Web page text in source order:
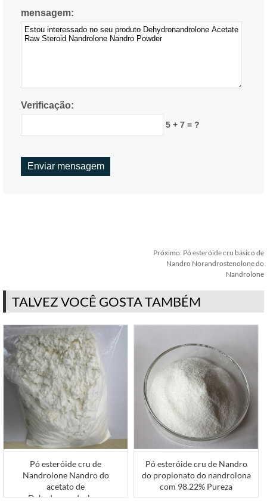
mensagem:
Verificação:
5 + 7 = ?
Próximo: Pó esteróide cru básico de
Nandro Norandrostenolone do
Nandrolone
TALVEZ VOCÊ GOSTA TAMBÉM
Pó esteróide cru de
Nandrolone Nandro do
acetato de
Dehydronandrolone
Pó esteróide cru de Nandro
do propionato do nandrolona
com 98.22% Pureza